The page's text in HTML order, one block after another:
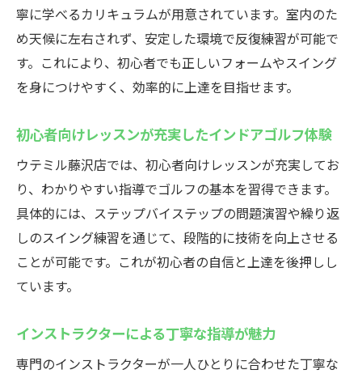
道具がなくても気軽に体験できるゴルフス
クール
初心者に優しい藤沢のインドアゴルフ練習場ウ
未経験者でも安心のサポート体制が整うゴ
ルフスクール
インドアゴルフスクールで楽しく基礎を身
につける
通いやすさと初心者向けサポートが両立し
た施設
初心者歓迎の施設で自信を持って練習スタ
ート
寧に学べるカリキュラムが用意されています。室内のた
め天候に左右されず、安定した環境で反復練習が可能で
す。これにより、初心者でも正しいフォームやスイング
を身につけやすく、効率的に上達を目指せます。
初心者向けレッスンが充実したインドアゴルフ体験
ウテミル藤沢店では、初心者向けレッスンが充実してお
り、わかりやすい指導でゴルフの基本を習得できます。
具体的には、ステップバイステップの問題演習や繰り返
しのスイング練習を通じて、段階的に技術を向上させる
ことが可能です。これが初心者の自信と上達を後押しし
ています。
インストラクターによる丁寧な指導が魅力
専門のインストラクターが一人ひとりに合わせた丁寧な